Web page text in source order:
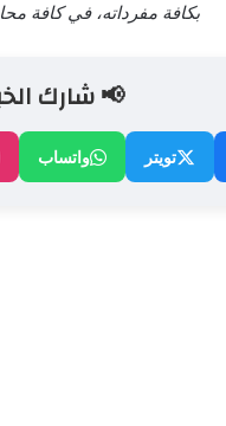
بكافة مفرداته، في كافة
📢 شارك
تويتر واتساب